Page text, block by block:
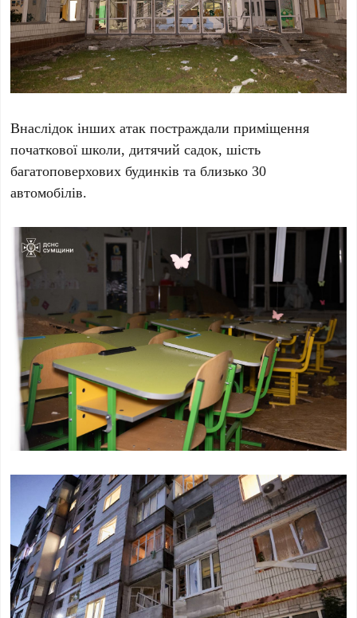
Внаслідок інших атак постраждали приміщення
початкової школи, дитячий садок, шість
багатоповерхових будинків та близько 30
автомобілів.